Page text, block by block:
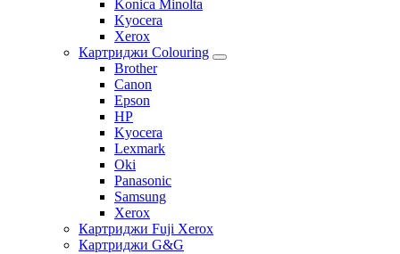
Konica Minolta
Kyocera
Xerox
Картриджи Colouring
Brother
Canon
Epson
HP
Kyocera
Lexmark
Oki
Panasonic
Samsung
Xerox
Картриджи Fuji Xerox
Картриджи G&G